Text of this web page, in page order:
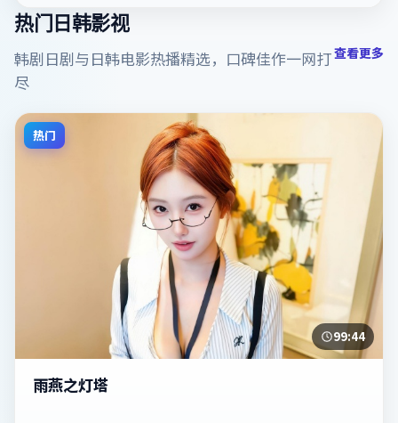
热门日韩影视
韩剧日剧与日韩电影热播精选，口碑佳作一网打
尽
查看更多
热门
99:44
雨燕之灯塔